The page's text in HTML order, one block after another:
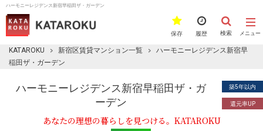
ハーモニーレジデンス新宿早稲田ザ・ガーデン
メニュー
検索
履歴
保存
KATAROKU 新宿区賃貸マンション一覧
ハーモニーレジデンス新宿早
稲田ザ・ガーデン
ハーモニーレジデンス新宿早稲田ザ・ガ
ーデン
築5年以内
還元率UP
あなたの理想の暮らしを見つける。KATAROKU